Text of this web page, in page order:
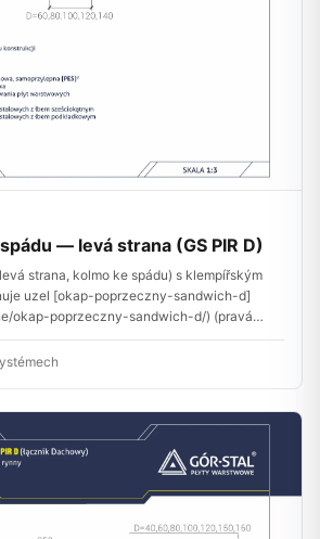
— levá strana (GS PIR D)
strana, kolmo ke spádu) s klempířským
uzel [okap-poprzeczny-sandwich-d]
okap-poprzeczny-sandwich-d/) (pravá